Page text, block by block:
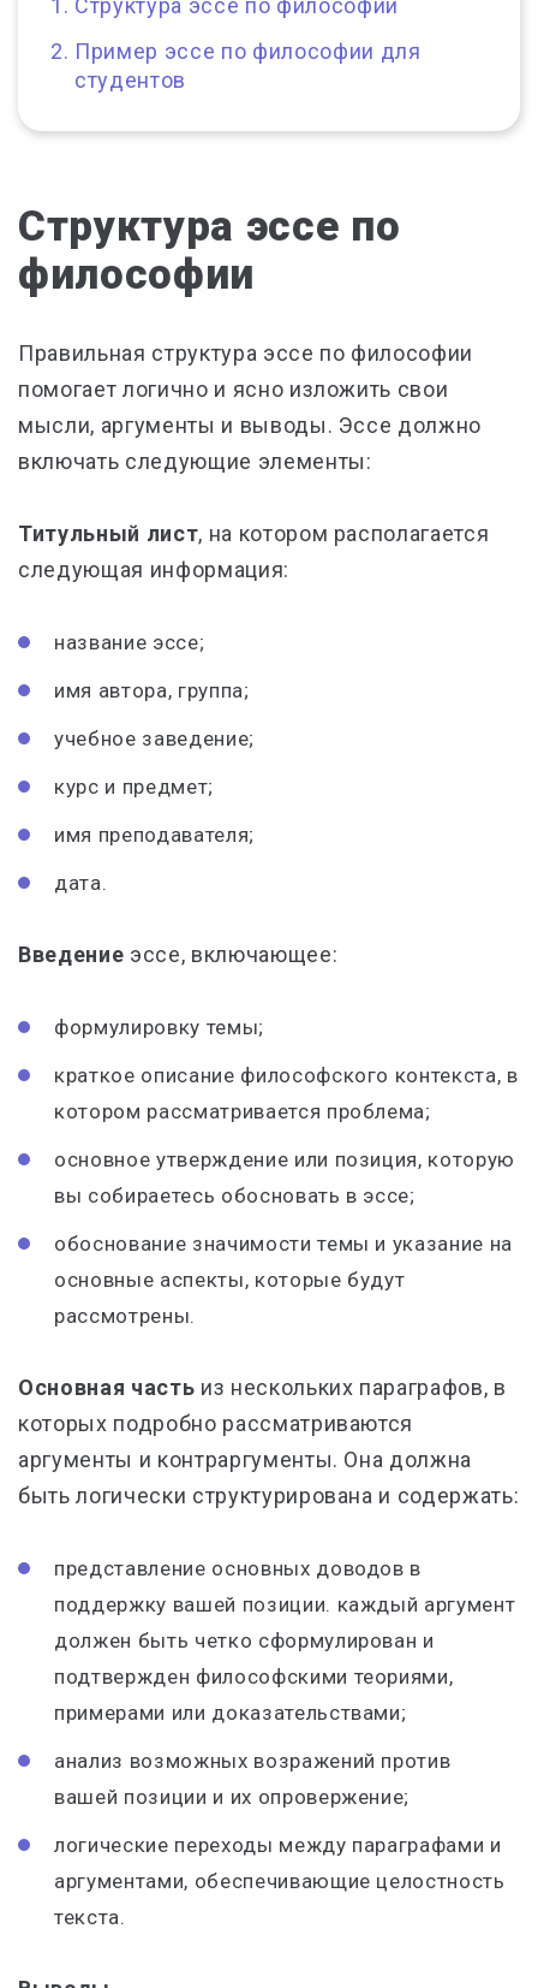
Структура эссе по философии
Пример эссе по философии для
студентов
Структура эссе по
философии
Правильная структура эссе по философии
помогает логично и ясно изложить свои
мысли, аргументы и выводы. Эссе должно
включать следующие элементы:
Титульный лист, на котором располагается
следующая информация:
название эссе;
имя автора, группа;
учебное заведение;
курс и предмет;
имя преподавателя;
дата.
Введение эссе, включающее:
формулировку темы;
краткое описание философского контекста, в
котором рассматривается проблема;
основное утверждение или позиция, которую
вы собираетесь обосновать в эссе;
обоснование значимости темы и указание на
основные аспекты, которые будут
рассмотрены.
Основная часть из нескольких параграфов, в
которых подробно рассматриваются
аргументы и контраргументы. Она должна
быть логически структурирована и содержать:
представление основных доводов в
поддержку вашей позиции. каждый аргумент
должен быть четко сформулирован и
подтвержден философскими теориями,
примерами или доказательствами;
анализ возможных возражений против
вашей позиции и их опровержение;
логические переходы между параграфами и
аргументами, обеспечивающие целостность
текста.